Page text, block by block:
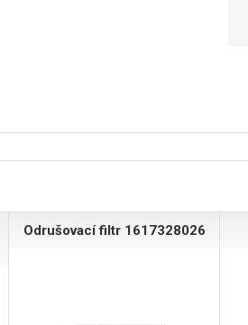
Odrušovací filtr 1617328026